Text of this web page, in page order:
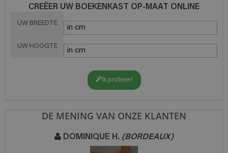
CREËER UW BOEKENKAST OP-MAAT ONLINE
UW BREEDTE
UW HOOGTE
Ik probeer!
DE MENING VAN ONZE KLANTEN
DOMINIQUE H. (BORDEAUX)